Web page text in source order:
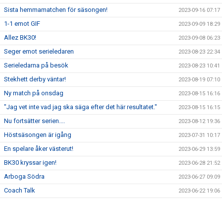
Sista hemmamatchen för säsongen! 2023-09-16 07:17
1-1 emot GIF 2023-09-09 18:29
Allez BK30! 2023-09-08 06:23
Seger emot serieledaren 2023-08-23 22:34
Serieledarna på besök 2023-08-23 10:41
Stekhett derby väntar! 2023-08-19 07:10
Ny match på onsdag 2023-08-15 16:16
"Jag vet inte vad jag ska säga efter det här resultatet." 2023-08-15 16:15
Nu fortsätter serien.... 2023-08-12 19:36
Höstsäsongen är igång 2023-07-31 10:17
En spelare åker västerut! 2023-06-29 13:59
BK30 kryssar igen! 2023-06-28 21:52
Arboga Södra 2023-06-27 09:09
Coach Talk 2023-06-22 19:06